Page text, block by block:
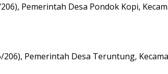
Pemerintah Desa Pondok Kopi,
206), Pemerintah Desa Teruntung,